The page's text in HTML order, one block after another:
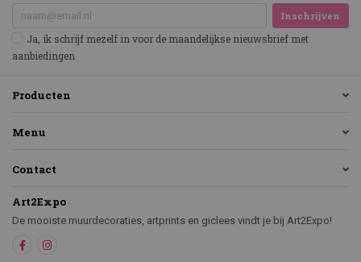
Inschrijven
Ja, ik schrijf mezelf in voor de maandelijkse nieuwsbrief met
aanbiedingen
Producten
Menu
Contact
Art2Expo
De mooiste muurdecoraties, artprints en giclees vindt je bij Art2Expo!